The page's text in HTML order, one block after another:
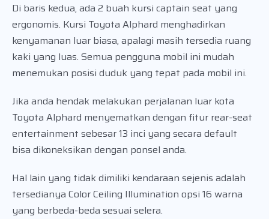
Di baris kedua, ada 2 buah kursi captain seat yang
ergonomis. Kursi Toyota Alphard menghadirkan
kenyamanan luar biasa, apalagi masih tersedia ruang
kaki yang luas. Semua pengguna mobil ini mudah
menemukan posisi duduk yang tepat pada mobil ini.
Jika anda hendak melakukan perjalanan luar kota
Toyota Alphard menyematkan dengan fitur rear-seat
entertainment sebesar 13 inci yang secara default
bisa dikoneksikan dengan ponsel anda.
Hal lain yang tidak dimiliki kendaraan sejenis adalah
tersedianya Color Ceiling Illumination opsi 16 warna
yang berbeda-beda sesuai selera.